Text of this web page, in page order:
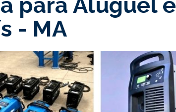
- MA